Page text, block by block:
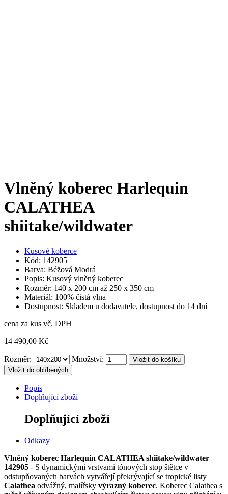
Vlněný koberec Harlequin
CALATHEA
shiitake/wildwater
Kusové koberce
Kód: 142905
Barva: Béžová Modrá
Popis: Kusový vlněný koberec
Rozměr: 140 x 200 cm až 250 x 350 cm
Materiál: 100% čistá vlna
Dostupnost: Skladem u dodavatele, dostupnost do 14 dní
cena za kus vč. DPH
14 490,00 Kč
Rozměr: Množství:
Vložit do oblíbených
Popis
Doplňující zboží
Doplňující zboží
Odkazy
Vlněný koberec Harlequin CALATHEA shiitake/wildwater
142905 - S dynamickými vrstvami tónových stop štětce v
odstupňovaných barvách vytvářejí překrývající se tropické listy
Calathea odvážný, malířsky výrazný koberec. Koberec Calathea s